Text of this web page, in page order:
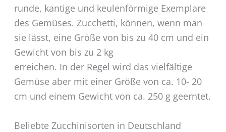
runde, kantige und keulenförmige Exemplare
des Gemüses. Zucchetti, können, wenn man
sie lässt, eine Größe von bis zu 40 cm und ein
Gewicht von bis zu 2 kg
erreichen. In der Regel wird das vielfältige
Gemüse aber mit einer Größe von ca. 10- 20
cm und einem Gewicht von ca. 250 g geerntet.
Beliebte Zucchinisorten in Deutschland